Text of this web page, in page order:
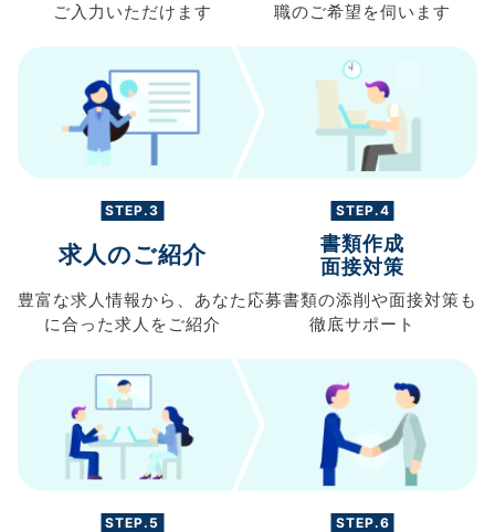
ご入力 いただけます
職のご希望を伺います
STEP.3
求人のご紹介
豊富な求人情報から、 あなた
に合った求人を ご紹介
STEP.4
書類作成
面接対策
応募書類の添削や面接対策も
徹底サポート
STEP.5 STEP.6